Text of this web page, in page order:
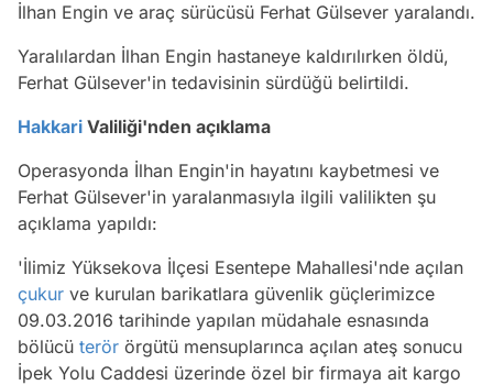
İlhan Engin ve araç sürücüsü Ferhat Gülsever yaralandı.
Yaralılardan İlhan Engin hastaneye kaldırılırken öldü,
Ferhat Gülsever'in tedavisinin sürdüğü belirtildi.
Hakkari Valiliği'nden açıklama
Operasyonda İlhan Engin'in hayatını kaybetmesi ve
Ferhat Gülsever'in yaralanmasıyla ilgili valilikten şu
açıklama yapıldı:
'İlimiz Yüksekova İlçesi Esentepe Mahallesi'nde açılan
çukur ve kurulan barikatlara güvenlik güçlerimizce
09.03.2016 tarihinde yapılan müdahale esnasında
bölücü terör örgütü mensuplarınca açılan ateş sonucu
İpek Yolu Caddesi üzerinde özel bir firmaya ait kargo